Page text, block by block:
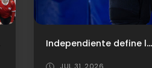
AGO 05, 2026